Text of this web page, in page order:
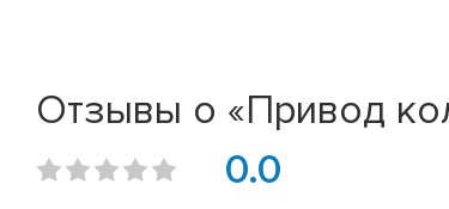
Отзывы о «Привод
0.0